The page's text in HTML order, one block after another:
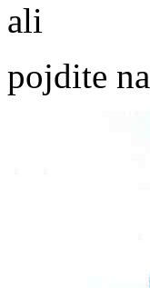
ali
pojdite na